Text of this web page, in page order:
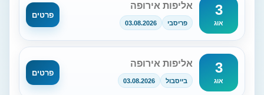
3
אוג
אליפות אירופה
פריסבי 03.08.2026
פרטים
3
אוג
אליפות אירופה
בייסבול 03.08.2026
פרטים